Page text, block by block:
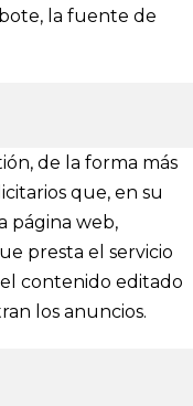
la fuente de
de la forma más
que, en su
página web,
presta el servicio
contenido editado
los anuncios.